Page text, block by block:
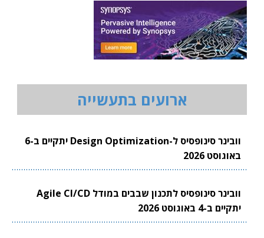
ארועים בתעשייה
וובינר סינופסיס ל-Design Optimization יתקיים ב-6
באוגוסט 2026
וובינר סינופסיס לתכנון שבבים במודל Agile CI/CD
יתקיים ב-4 באוגוסט 2026